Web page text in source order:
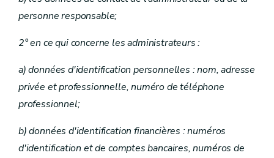
personne responsable;
2° en ce qui concerne les administrateurs :
a) données d'identification personnelles : nom, adresse
privée et professionnelle, numéro de téléphone
professionnel;
b) données d'identification financières : numéros
d'identification et de comptes bancaires, numéros de